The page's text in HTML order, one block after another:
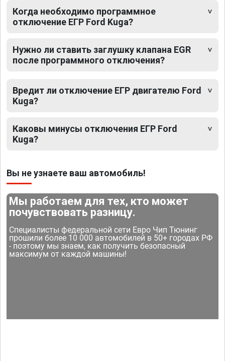
Когда необходимо программное
отключение ЕГР Ford Kuga?
Нужно ли ставить заглушку клапана EGR
после программного отключения?
Вредит ли отключение ЕГР двигателю Ford
Kuga?
Каковы минусы отключения ЕГР Ford
Kuga?
Вы не узнаете ваш автомобиль!
Мы работаем для тех, кто может
почувствовать разницу.
Специалисты федеральной сети Евро Чип Тюнинг
прошили более 10 000 автомобилей в 50+ городах РФ
- поэтому мы знаем, как получить безопасный
максимум от каждой машины!